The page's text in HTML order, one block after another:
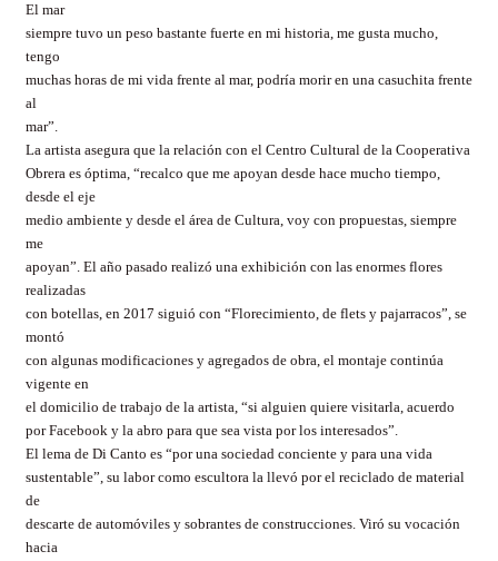
El mar
siempre tuvo un peso bastante fuerte en mi historia, me gusta mucho,
tengo
muchas horas de mi vida frente al mar, podría morir en una casuchita frente
al
mar”.
La artista asegura que la relación con el Centro Cultural de la Cooperativa
Obrera es óptima, “recalco que me apoyan desde hace mucho tiempo,
desde el eje
medio ambiente y desde el área de Cultura, voy con propuestas, siempre
me
apoyan”. El año pasado realizó una exhibición con las enormes flores
realizadas
con botellas, en 2017 siguió con “Florecimiento, de flets y pajarracos”, se
montó
con algunas modificaciones y agregados de obra, el montaje continúa
vigente en
el domicilio de trabajo de la artista, “si alguien quiere visitarla, acuerdo
por Facebook y la abro para que sea vista por los interesados”.
El lema de Di Canto es “por una sociedad conciente y para una vida
sustentable”, su labor como escultora la llevó por el reciclado de material
de
descarte de automóviles y sobrantes de construcciones. Viró su vocación
hacia